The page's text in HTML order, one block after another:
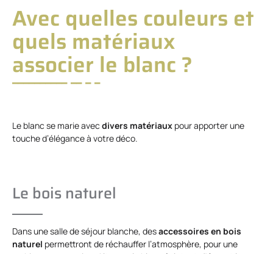
Avec quelles couleurs et
quels matériaux
associer le blanc ?
Le blanc se marie avec divers matériaux pour apporter une
touche d’élégance à votre déco.
Le bois naturel
Dans une salle de séjour blanche, desaccessoires en bois
naturel permettront de réchauffer l’atmosphère, pour une